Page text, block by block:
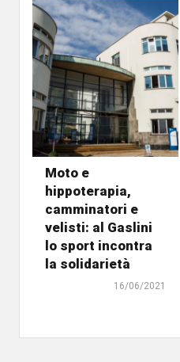
Moto e
hippoterapia,
camminatori e
velisti: al Gaslini
lo sport incontra
la solidarietà
16/06/2021